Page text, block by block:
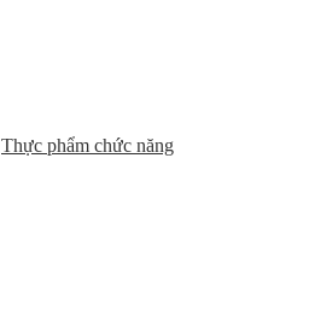
Thực phẩm chức năng